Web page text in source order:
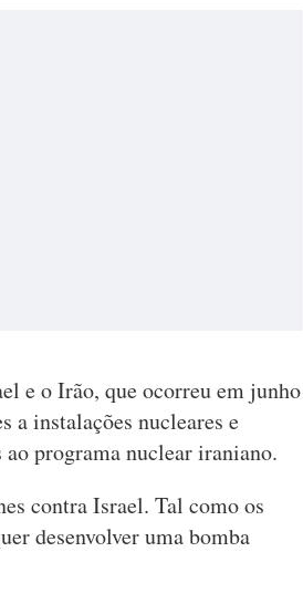
e o Irão, que ocorreu em junho
a instalações nucleares e
programa nuclear iraniano.
contra Israel. Tal como os
desenvolver uma bomba